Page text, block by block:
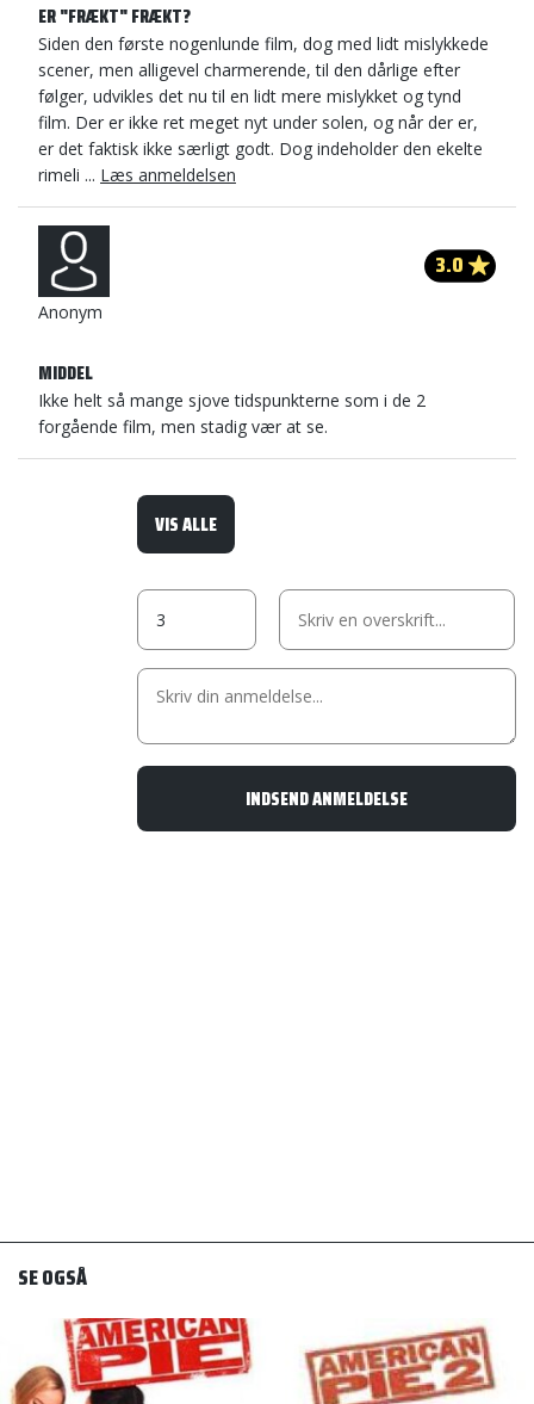
ER "FRÆKT" FRÆKT?
Siden den første nogenlunde film, dog med lidt mislykkede
scener, men alligevel charmerende, til den dårlige efter
følger, udvikles det nu til en lidt mere mislykket og tynd
film. Der er ikke ret meget nyt under solen, og når der er,
er det faktisk ikke særligt godt. Dog indeholder den ekelte
rimeli ... Læs anmeldelsen
Anonym
3.0
MIDDEL
Ikke helt så mange sjove tidspunkterne som i de 2
forgående film, men stadig vær at se.
VIS ALLE
SE OGSÅ